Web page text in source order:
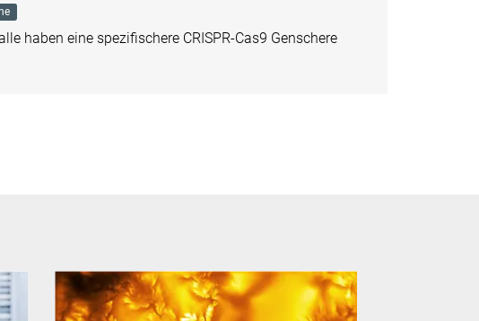
haben eine spezifischere CRISPR-Cas9 Genschere